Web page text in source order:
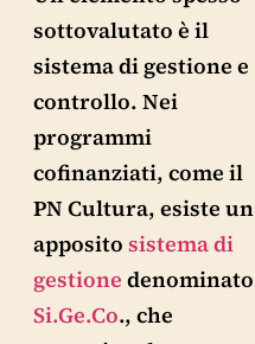
sottovalutato è il
sistema di gestione e
controllo. Nei
programmi
cofinanziati, come il
PN Cultura, esiste un
apposito sistema di
gestione denominato
Si.Ge.Co., che